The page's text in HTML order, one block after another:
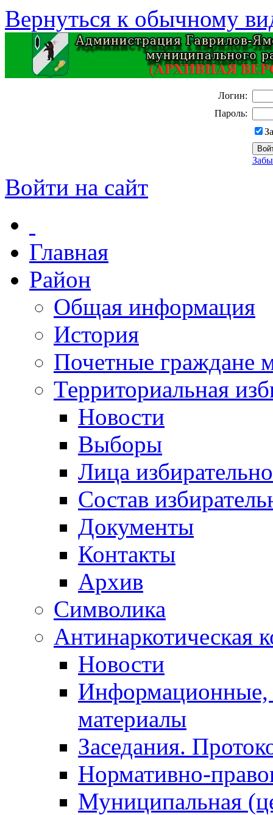
Вернуться к обычному
Логин:
Пароль:
Войти на сайт
Главная
Район
Общая информация
История
Почетные граждане
Территориальная
Новости
Выборы
Лица
Состав
Документы
Контакты
Архив
Символика
Антинаркотическая
Новости
Информационные,
материалы
Заседания.
Нормативно-
Муниципальная